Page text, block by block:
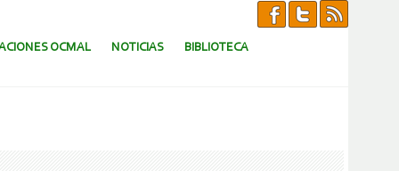
OCMAL NOTICIAS BIBLIOTECA